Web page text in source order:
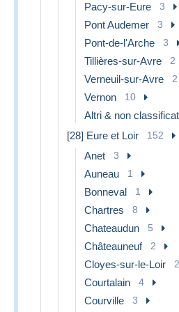
Pacy-sur-Eure 3
Pont Audemer 3
Pont-de-l'Arche 3
Tillières-sur-Avre 2
Verneuil-sur-Avre 2
Vernon 10
Altri & non
[28] Eure et Loir 152
Anet 3
Auneau 1
Bonneval 1
Chartres 8
Chateaudun 5
Châteauneuf 2
Cloyes-sur-le-Loir 2
Courtalain 4
Courville 3